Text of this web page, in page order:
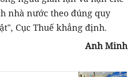
nhà nước theo đúng quy
Cục Thuế khẳng định.
Anh Minh